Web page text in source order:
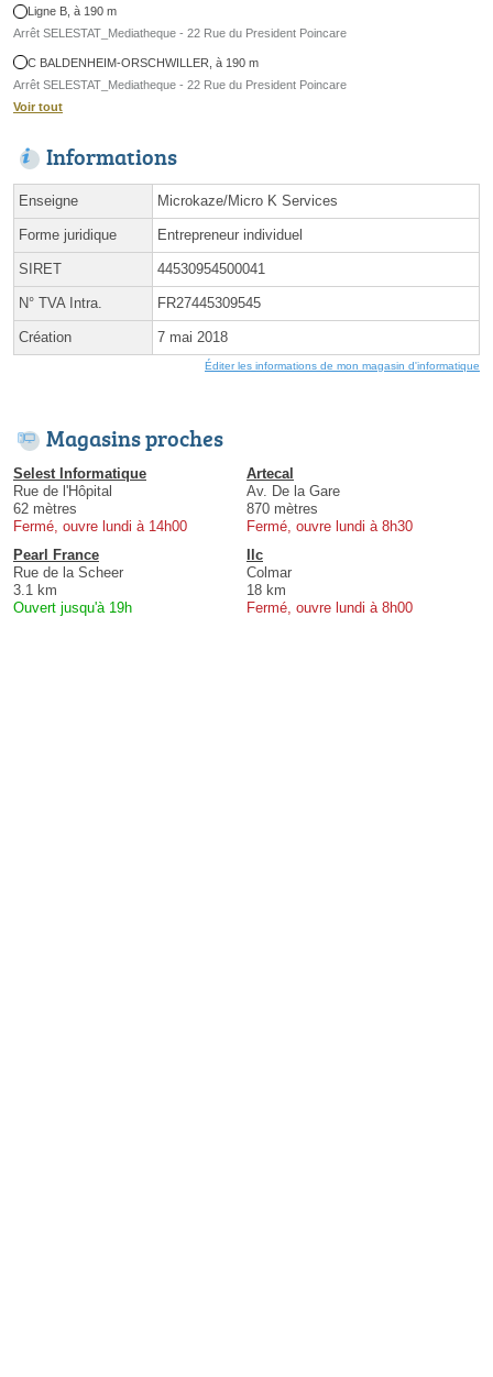
Ligne B, à 190 m
Arrêt SELESTAT_Mediatheque - 22 Rue du President Poincare
C BALDENHEIM-ORSCHWILLER, à 190 m
Arrêt SELESTAT_Mediatheque - 22 Rue du President Poincare
Voir tout
Informations
Enseigne Microkaze/Micro K Services
Forme juridique Entrepreneur individuel
SIRET 44530954500041
N° TVA Intra. FR27445309545
Création 7 mai 2018
Éditer les informations de mon magasin d'informatique
Magasins proches
Selest Informatique
Rue de l'Hôpital
62 mètres
Fermé, ouvre lundi à 14h00
Artecal
Av. De la Gare
870 mètres
Fermé, ouvre lundi à 8h30
Pearl France
Rue de la Scheer
3.1 km
Ouvert jusqu'à 19h
Ilc
Colmar
18 km
Fermé, ouvre lundi à 8h00